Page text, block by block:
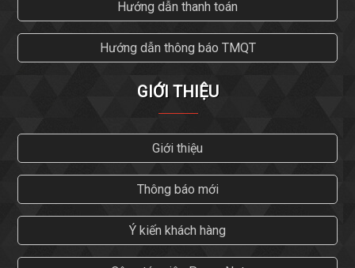
Hướng dẫn thanh toán
Hướng dẫn thông báo TMQT
GIỚI THIỆU
Giới thiệu
Thông báo mới
Ý kiến khách hàng